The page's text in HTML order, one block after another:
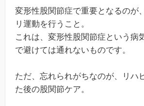
変形性股関節症で重要となるのが
リ運動を行うこと。
これは、変形性股関節症という病
で避けては通れないものです。
ただ、忘れられがちなのが、リハ
た後の股関節ケア。